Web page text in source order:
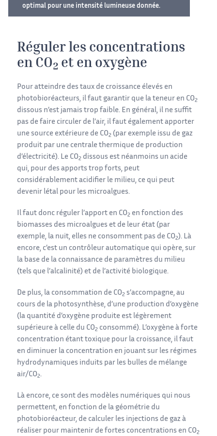
optimal pour une intensité lumineuse donnée.
Réguler les concentrations
en CO2 et en oxygène
Pour atteindre des taux de croissance élevés en
photobioréacteurs, il faut garantir que la teneur en CO2
dissous n’est jamais trop faible. En général, il ne suffit
pas de faire circuler de l’air, il faut également apporter
une source extérieure de CO2 (par exemple issu de gaz
produit par une centrale thermique de production
d’électricité). Le CO2 dissous est néanmoins un acide
qui, pour des apports trop forts, peut
considérablement acidifier le milieu, ce qui peut
devenir létal pour les microalgues.
Il faut donc réguler l’apport en CO2 en fonction des
biomasses des microalgues et de leur état (par
exemple, la nuit, elles ne consomment pas de CO2). Là
encore, c’est un contrôleur automatique qui opère, sur
la base de la connaissance de paramètres du milieu
(tels que l’alcalinité) et de l’activité biologique.
De plus, la consommation de CO2 s’accompagne, au
cours de la photosynthèse, d’une production d’oxygène
(la quantité d’oxygène produite est légèrement
supérieure à celle du CO2 consommé). L’oxygène à forte
concentration étant toxique pour la croissance, il faut
en diminuer la concentration en jouant sur les régimes
hydrodynamiques induits par les bulles de mélange
air/CO2.
Là encore, ce sont des modèles numériques qui nous
permettent, en fonction de la géométrie du
photobioréacteur, de calculer les injections de gaz à
réaliser pour maintenir de fortes concentrations en CO2